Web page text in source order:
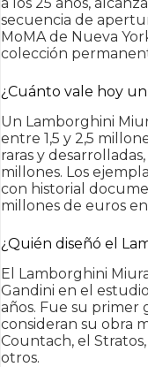
secuencia de
MoMA de Nueva
colección
¿Cuánto vale hoy
Un Lamborghini
entre 1,5 y 2,5
raras y
millones. Los
con historial
millones de euros
¿Quién diseñó el
El Lamborghini
Gandini en el
años. Fue su
consideran su obra
Countach, el
otros.